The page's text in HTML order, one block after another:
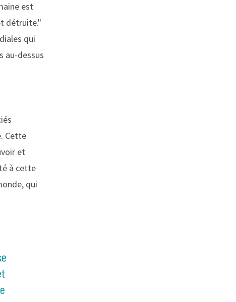
est
détruite."
qui
au-dessus
Cette
et
à cette
qui